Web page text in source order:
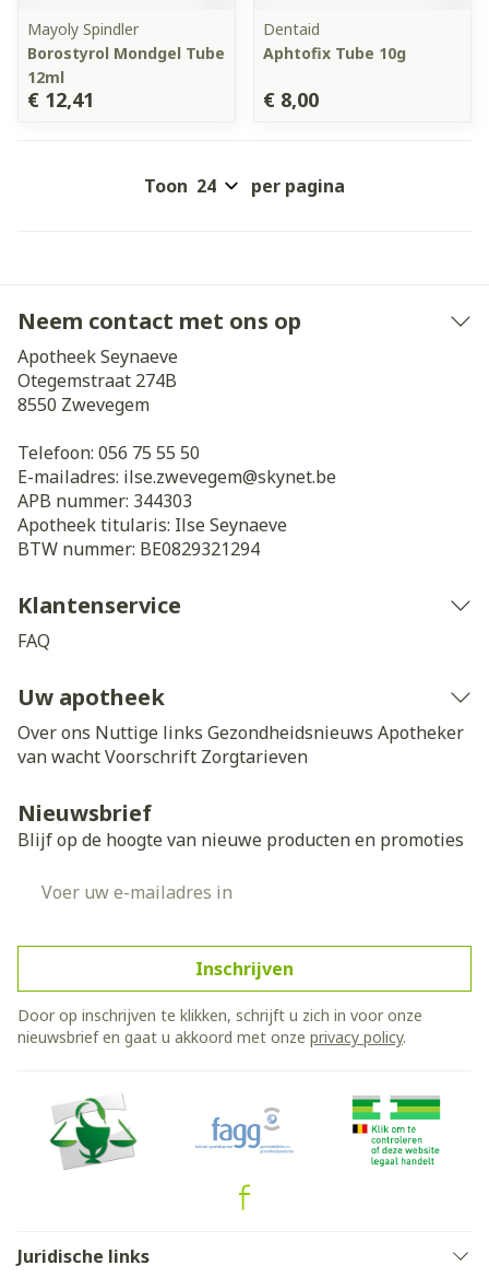
Mayoly Spindler
Borostyrol Mondgel Tube
12ml
€ 12,41
Dentaid
Aphtofix Tube 10g
€ 8,00
Toon per pagina
Neem contact met ons op
Apotheek Seynaeve
Otegemstraat 274B
8550 Zwevegem
Telefoon: 056 75 55 50
E-mailadres: ilse.zwevegem@skynet.be
APB nummer: 344303
Apotheek titularis: Ilse Seynaeve
BTW nummer: BE0829321294
Klantenservice
FAQ
Uw apotheek
Over ons Nuttige links Gezondheidsnieuws Apotheker
van wachtVoorschrift Zorgtarieven
Nieuwsbrief
Blijf op de hoogte van nieuwe producten en promoties
Inschrijven
Door op inschrijven te klikken, schrijft u zich in voor onze
nieuwsbrief en gaat u akkoord met onze privacy policy.
Juridische links